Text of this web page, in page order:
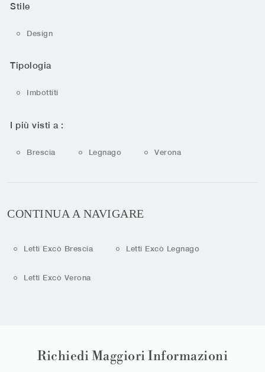
Stile
Design
Tipologia
Imbottiti
I più visti a :
Brescia Legnago Verona
CONTINUA A NAVIGARE
Letti Excò Brescia Letti Excò Legnago
Letti Excò Verona
Richiedi Maggiori Informazioni